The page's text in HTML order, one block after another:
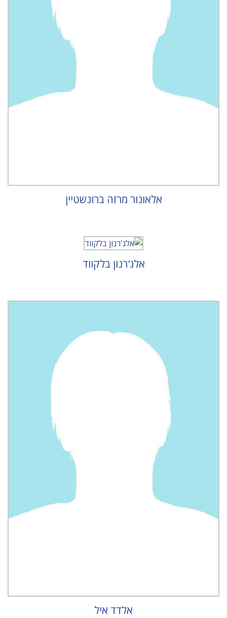
אלאונור מרזה ברונשטיין
אלג'רנון בלקווד
אלדד איל